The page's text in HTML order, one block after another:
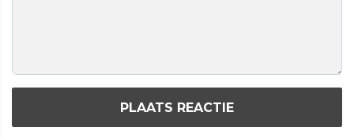
PLAATS REACTIE